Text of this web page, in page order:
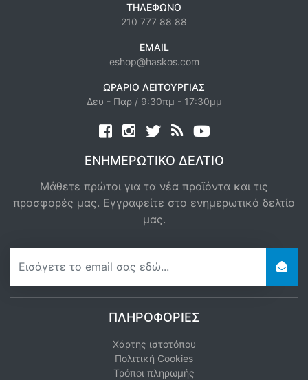
ΤΗΛΈΦΩΝΟ
210 777 88 88
EMAIL
eshop@haskos.com
ΩΡΆΡΙΟ ΛΕΙΤΟΥΡΓΊΑΣ
Δευ - Παρ / 9:30πμ - 17:30μμ
Facebook twitternews rss
ΕΝΗΜΕΡΩΤΙΚΌ ΔΕΛΤΊΟ
Μάθετε πρώτοι για τα νέα προϊόντα και τις
προσφορές μας. Εγγραφείτε στο ενημερωτικό δελτίο
μας.
ΠΛΗΡΟΦΟΡΊΕΣ
Χάρτης ιστοτόπου
Πολιτική Cookies
Τρόποι πληρωμής